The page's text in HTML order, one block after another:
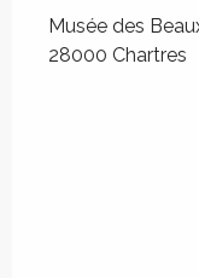
Musée des
28000 Chartres